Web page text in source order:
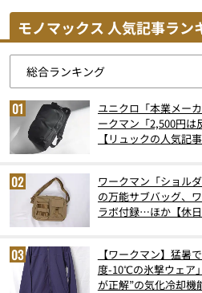
モノマックス 人気記事ラン
ユニクロ「本業メー
ークマン「2,500円
【リュックの人気記
ワークマン「ショル
の万能サブバッグ、
ラボ付録…ほか【休
【ワークマン】猛暑
度-10℃の氷撃ウェア
が正解”の気化冷却機